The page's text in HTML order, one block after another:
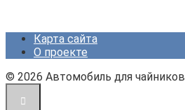
Карта сайта
О проекте
© 2026 Автомобиль для чайников